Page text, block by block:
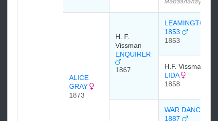
ALICE
GRAY
1873
H. F.
Vissman
ENQUIRER
1867
LEAMINGTON
1853
1853
H.F. Vissman
LIDA
1858
WAR DANCE
1887